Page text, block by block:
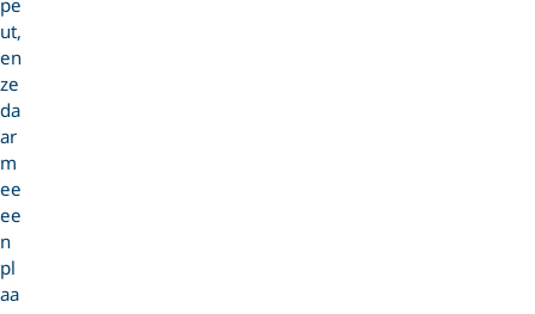
ut,
en
ze
da
ar
m
ee
ee
n
pl
aa